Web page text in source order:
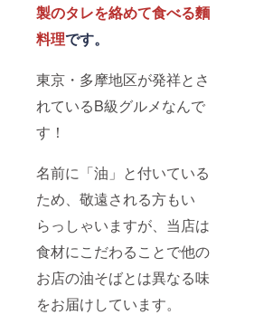
製のタレを絡めて食べる麵
料理です。
東京・多摩地区が発祥とさ
れているB級グルメなんで
す！
名前に「油」と付いている
ため、敬遠される方もい
らっしゃいますが、当店は
食材にこだわることで他の
お店の油そばとは異なる味
をお届けしています。